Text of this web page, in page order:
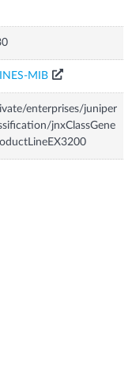
MIB
enterprises/juniper
jnxClassGene